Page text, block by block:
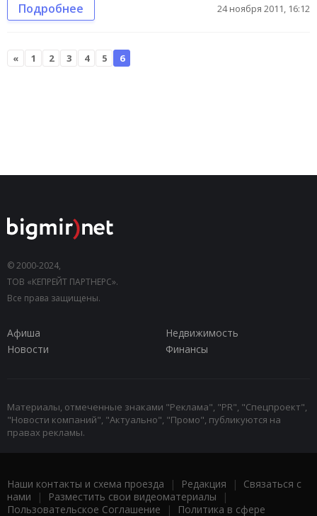
Подробнее 24 ноября 2011, 16:12
« 1 2 3 4 5 6
© 2000-2024,
ТОВ «КЕПРЕЙТ ПАРТНЕРС».
Все права защищены.
Афиша
Недвижимость
Новости
Финансы
Материалы, отмеченные знаками "Реклама", "PR", "Спецпроект",
"Новости компаний", "Актуально", "Промо", публикуются на
правах рекламы.
Наши контакты и схема проезда | Редакция | Связаться с
нами | Разместить свои видеоматериалы |
Пользовательское Соглашение |
Политика в сфере